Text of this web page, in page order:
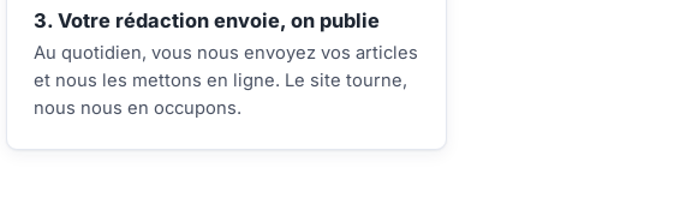
3. Votre rédaction envoie, on publie
Au quotidien, vous nous envoyez vos articles
et nous les mettons en ligne. Le site tourne,
nous nous en occupons.